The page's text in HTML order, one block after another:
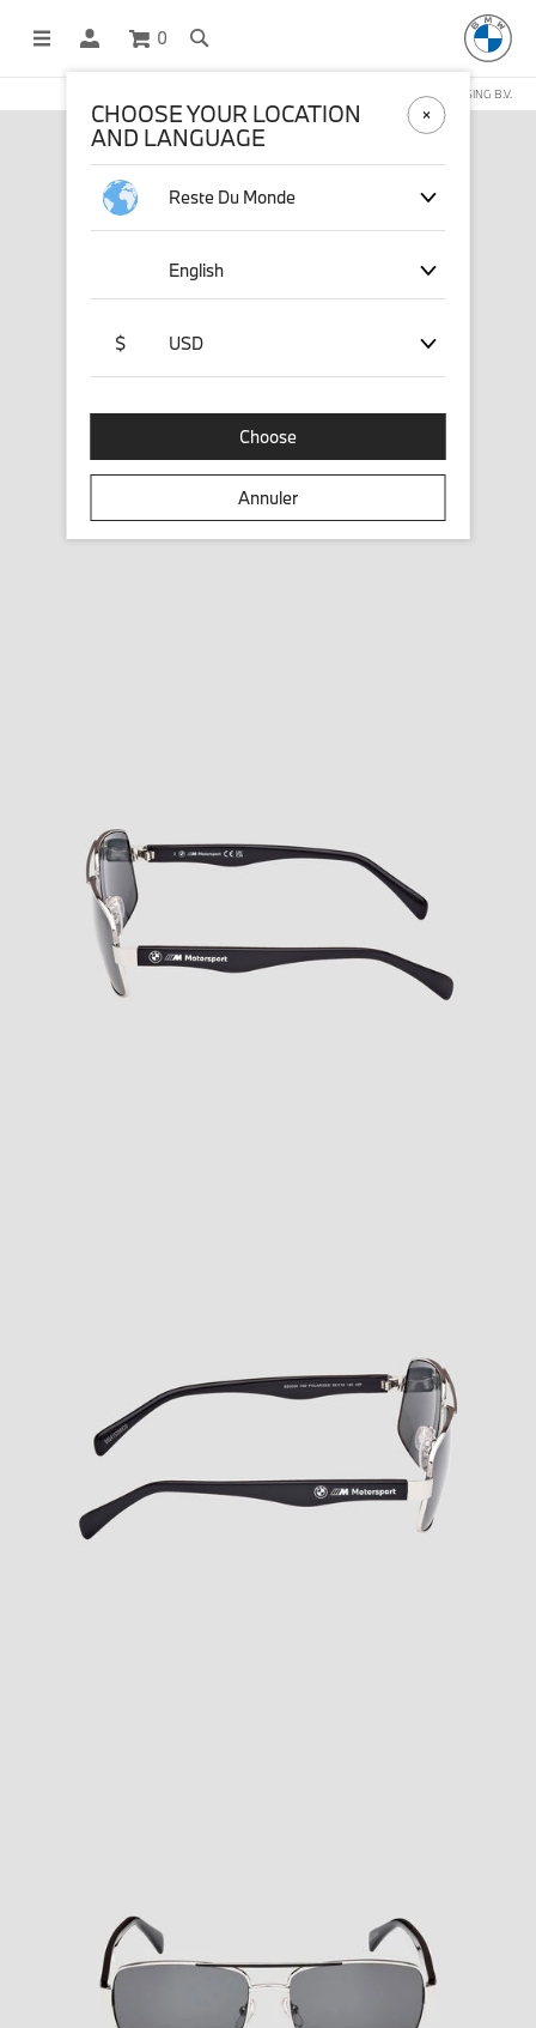
0
BOUTIQUE EN LIGNE GÉRÉE PAR STICHD SPORTSMERCHANDISING B.V.
CHOOSE YOUR LOCATION
AND LANGUAGE
Reste Du Monde
English
$ USD
Choose
Annuler